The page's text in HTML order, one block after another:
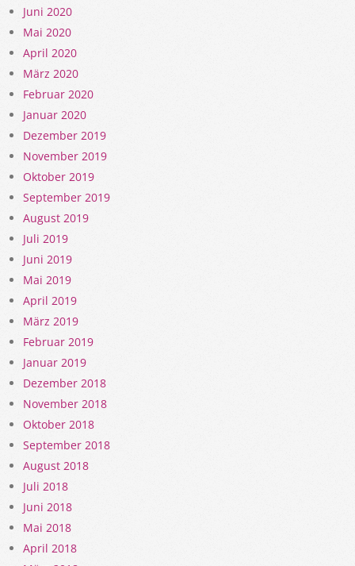
Juni 2020
Mai 2020
April 2020
März 2020
Februar 2020
Januar 2020
Dezember 2019
November 2019
Oktober 2019
September 2019
August 2019
Juli 2019
Juni 2019
Mai 2019
April 2019
März 2019
Februar 2019
Januar 2019
Dezember 2018
November 2018
Oktober 2018
September 2018
August 2018
Juli 2018
Juni 2018
Mai 2018
April 2018